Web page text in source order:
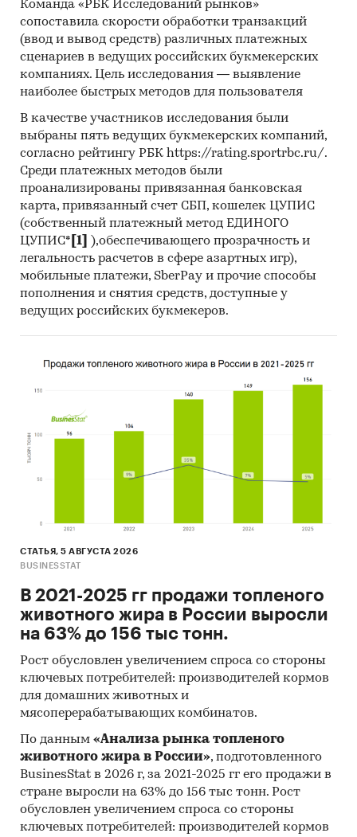
`ПКФ `ЛУИДОР`, ООО `АВТО-СНАБЖЕНИЕ`, АО
`АВИАЗАПЧАСТЬ`, ООО `ОРИОН КОМПОЗИТ`,
ООО `МЕХАНИКА`, ЗАО `РЕНО РОССИЯ`, ООО
`НИЖЕГОРОДСКИЙ АВТОМОБИЛЬНЫЙ ЗАВОД`,
ООО `ТЛК ВЛ ЛОДЖИСТИК`, ООО `АКОНРУС`,
ООО `АРГОН-18`, ООО `ДЖОН ДИР РУСЬ`, ООО
`ТД `РУСАВТО`
Выдержки из исследования:
- На российском рынке автомобильных
сидений в последние годы нет выраженного
тренда.
- В структуре рынка автомобильных сидений в
2021 г. внутреннее производство превышало
объем импортных поставок в 2,1 раз, а сальдо
торгового баланса было отрицательное и
составляло 710,8 тыс.шт.
- Главными игроками среди российских
производителей являются ООО `ФОРЕСИЯ
АУТОМОТИВ ДЕВЕЛОПМЕНТ`, ООО `ТПВ РУС`,
- Лучшие производственные показатели
демонстрирует Северо-Западный ФО с
объемом выпуска продукции, составляющим 18
млрд.руб. продукции.
- Лидером по импортным поставкам в 2021 г.
экспортеров покупает Беларусь (более 70%).
Данные игроков ВЭД:
информация об участниках ВЭД с объемами
поставок:
- Рейтинг крупнейших российских импортеров
и зарубежных поставщиков
- Рейтинг ведущих российских экспортеров и
зарубежных покупателей
Единицы измерения:
Количественные показатели в отчете
рассчитаны в руб., стоимостные - в долларах и
рублях
География исследования:
РФ, федеральные округа и регионы РФ, страны
Команда «РБК Исследований рынков»
сопоставила скорости обработки транзакций
(ввод и вывод средств) различных платежных
сценариев в ведущих российских букмекерских
компаниях. Цель исследования — выявление
наиболее быстрых методов для пользователя
В качестве участников исследования были
выбраны пять ведущих букмекерских компаний,
согласно рейтингу РБК https://rating.sportrbc.ru/.
Среди платежных методов были
проанализированы привязанная банковская
карта, привязанный счет СБП, кошелек ЦУПИС
(собственный платежный метод ЕДИНОГО
ЦУПИС* [1]
),обеспечивающего прозрачность и
легальность расчетов в сфере азартных игр),
мобильные платежи, SberPay и прочие способы
пополнения и снятия средств, доступные у
ведущих российских букмекеров.
СТАТЬЯ, 5 АВГУСТА 2026
BUSINESSTAT
В 2021-2025 гг продажи топленого
животного жира в России выросли
на 63% до 156 тыс тонн.
Рост обусловлен увеличением спроса со стороны
ключевых потребителей: производителей кормов
для домашних животных и
мясоперерабатывающих комбинатов.
По данным «Анализа рынка топленого
животного жира в России», подготовленного
BusinesStat в 2026 г, за 2021-2025 гг его продажи в
стране выросли на 63% до 156 тыс тонн. Рост
обусловлен увеличением спроса со стороны
ключевых потребителей: производителей кормов